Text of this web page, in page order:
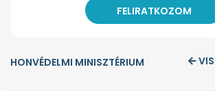
HONVÉDELMI MINISZTÉRIUM